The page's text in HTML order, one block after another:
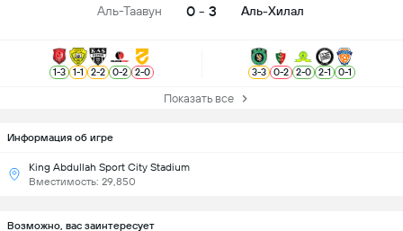
Информация об игре
King Abdullah Sport City Stadium
Вместимость: 29,850
Аль-Таавун 0 - 3 Аль-Хилал
1-3 1-1 2-2 0-2 2-0 3-3 0-2 2-0 2-1 0-1
Показать все
Возможно, вас заинтересует